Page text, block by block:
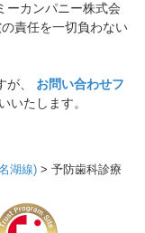
ーカンパニー株式会
責任を一切負わない
が、 お問い合わせフ
いたします。
湖線) > 予防歯科診療